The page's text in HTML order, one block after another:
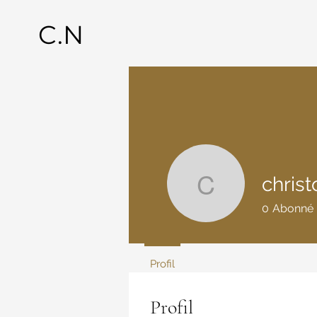
C.N
Profil
0 Abonné
Profil